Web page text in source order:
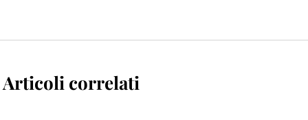
Articoli correlati